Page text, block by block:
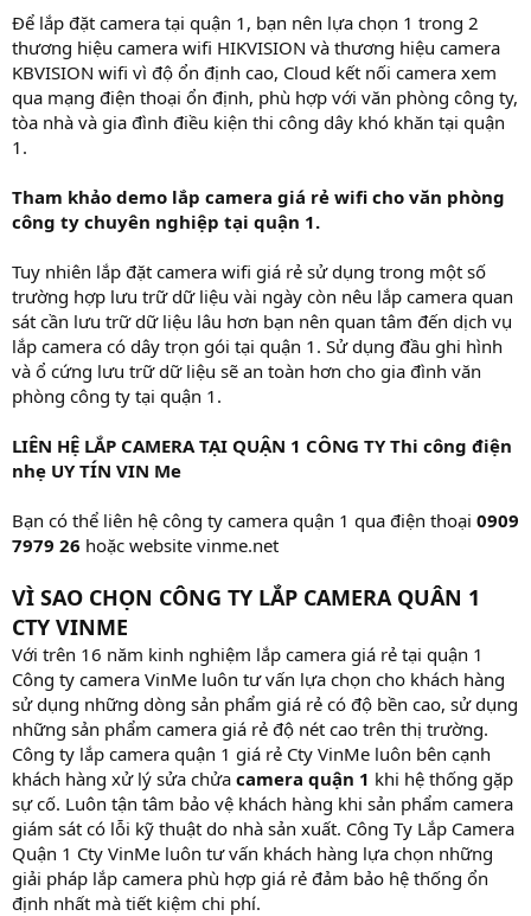
Để lắp đặt camera tại quận 1, bạn nên lựa chọn 1 trong 2
thương hiệu camera wifi HIKVISION và thương hiệu camera
KBVISION wifi vì độ ổn định cao, Cloud kết nối camera xem
qua mạng điện thoại ổn định, phù hợp với văn phòng công ty,
tòa nhà và gia đình điều kiện thi công dây khó khăn tại quận
1.
Tham khảo demo lắp camera giá rẻ wifi cho văn phòng
công ty chuyên nghiệp tại quận 1.
Tuy nhiên lắp đặt camera wifi giá rẻ sử dụng trong một số
trường hợp lưu trữ dữ liệu vài ngày còn nêu lắp camera quan
sát cần lưu trữ dữ liệu lâu hơn bạn nên quan tâm đến dịch vụ
lắp camera có dây trọn gói tại quận 1. Sử dụng đầu ghi hình
và ổ cứng lưu trữ dữ liệu sẽ an toàn hơn cho gia đình văn
phòng công ty tại quận 1.
LIÊN HỆ LẮP CAMERA TẠI QUẬN 1 CÔNG TY Thi công điện
nhẹ UY TÍN VIN Me
Bạn có thể liên hệ công ty camera quận 1 qua điện thoại 0909
7979 26 hoặc website vinme.net
VÌ SAO CHỌN CÔNG TY LẮP CAMERA QUÂN 1
CTY VINME
Với trên 16 năm kinh nghiệm lắp camera giá rẻ tại quận 1
Công ty camera VinMe luôn tư vấn lựa chọn cho khách hàng
sử dụng những dòng sản phẩm giá rẻ có độ bền cao, sử dụng
những sản phẩm camera giá rẻ độ nét cao trên thị trường.
Công ty lắp camera quận 1 giá rẻ Cty VinMe luôn bên cạnh
khách hàng xử lý sửa chửa camera quận 1 khi hệ thống gặp
sự cố. Luôn tận tâm bảo vệ khách hàng khi sản phẩm camera
giám sát có lỗi kỹ thuật do nhà sản xuất. Công Ty Lắp Camera
Quận 1 Cty VinMe luôn tư vấn khách hàng lựa chọn những
giải pháp lắp camera phù hợp giá rẻ đảm bảo hệ thống ổn
định nhất mà tiết kiệm chi phí.